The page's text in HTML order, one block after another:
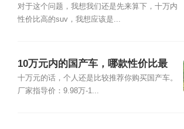
对于这个问题，我想我们还是先来算下，十万内
性价比高的suv，我想应该是...
10万元内的国产车，哪款性价比最
高？
十万元的话，个人还是比较推荐你购买国产车。
厂家指导价：9.98万-1...